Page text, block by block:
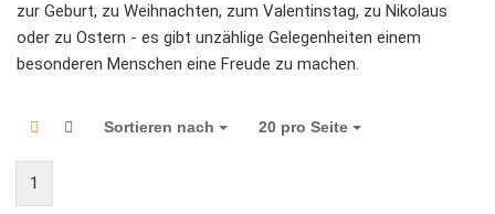
zur Geburt, zu Weihnachten, zum Valentinstag, zu Nikolaus
oder zu Ostern - es gibt unzählige Gelegenheiten einem
besonderen Menschen eine Freude zu machen.
Sortieren nach
Sortieren nach 20 pro Seite
pro Seite
1